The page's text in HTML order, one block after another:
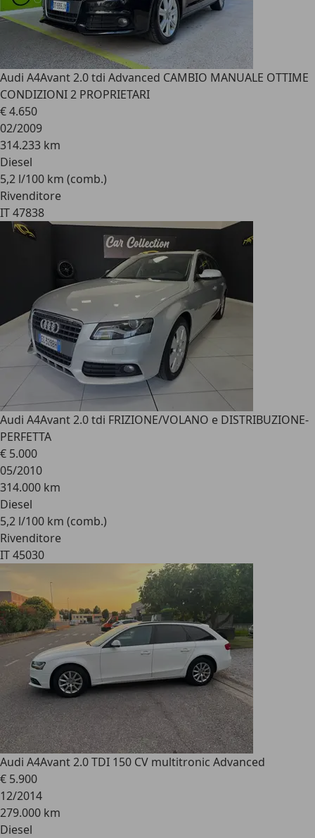
Audi A4Avant 2.0 tdi Advanced CAMBIO MANUALE OTTIME
CONDIZIONI 2 PROPRIETARI
€ 4.650
02/2009
314.233 km
Diesel
5,2 l/100 km (comb.)
Rivenditore
IT 47838
Audi A4Avant 2.0 tdi FRIZIONE/VOLANO e DISTRIBUZIONE-
PERFETTA
€ 5.000
05/2010
314.000 km
Diesel
5,2 l/100 km (comb.)
Rivenditore
IT 45030
Audi A4Avant 2.0 TDI 150 CV multitronic Advanced
€ 5.900
12/2014
279.000 km
Diesel